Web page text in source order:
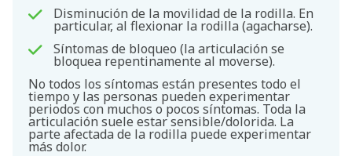
Disminución de la movilidad de la rodilla. En
particular, al flexionar la rodilla (agacharse).
Síntomas de bloqueo (la articulación se
bloquea repentinamente al moverse).
No todos los síntomas están presentes todo el
tiempo y las personas pueden experimentar
periodos con muchos o pocos síntomas. Toda la
articulación suele estar sensible/dolorida. La
parte afectada de la rodilla puede experimentar
más dolor.